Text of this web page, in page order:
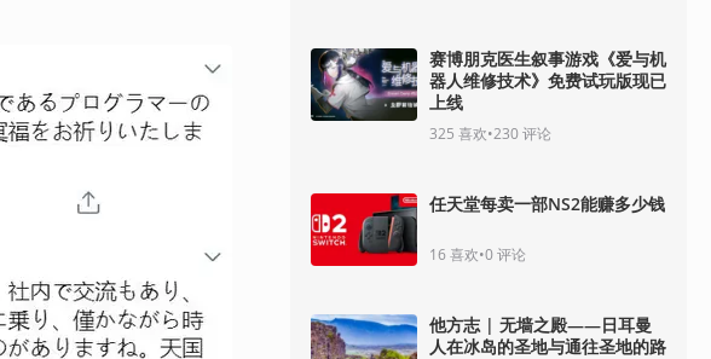
赛博朋克医生叙事游戏《爱与机
器人维修技术》免费试玩版现已
上线
325 喜欢•230评论
任天堂每卖一部NS2能赚多少钱
16喜欢•0评论
他方志 | 无墙之殿——日耳曼
人在冰岛的圣地与通往圣地的路